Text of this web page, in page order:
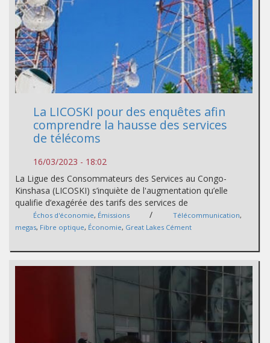
La LICOSKI pour des enquêtes afin
comprendre la hausse des services
de télécoms
16/03/2023 - 18:02
La Ligue des Consommateurs des Services au Congo-
Kinshasa (LICOSKI) s’inquiète de l'augmentation qu’elle
qualifie d’exagérée des tarifs des services de
Échos d'économie, Émissions / Télécommunication,
megas, Fibre optique, Économie, Great Lakes Cément